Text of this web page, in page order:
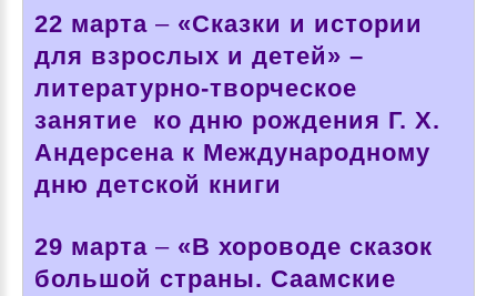
22 марта – «Сказки и истории
для взрослых и детей» –
литературно-творческое
занятие ко дню рождения Г. Х.
Андерсена к Международному
дню детской книги
29 марта – «В хороводе сказок
большой страны. Саамские